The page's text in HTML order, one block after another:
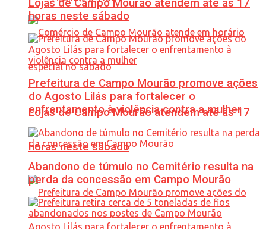
Lojas de Campo Mourão atendem até às 17
horas neste sábado
Lojas de Campo Mourão atendem até às 17
horas neste sábado
Prefeitura de Campo Mourão promove ações
do Agosto Lilás para fortalecer o
enfrentamento à violência contra a mulher
Abandono de túmulo no Cemitério resulta na
perda da concessão em Campo Mourão